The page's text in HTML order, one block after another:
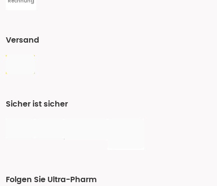
Versand
Sicher ist sicher
Folgen Sie Ultra-Pharm